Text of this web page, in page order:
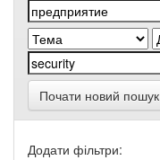
Почати новий пошук
Додати фільтри: